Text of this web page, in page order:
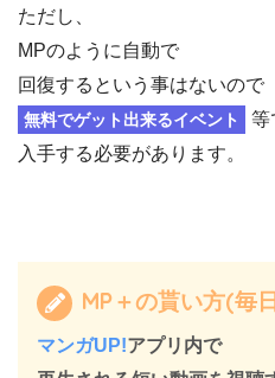
ただし、
MPのように自動で
回復するという事はないので
無料でゲット出来るイベント
等
入手する必要があります。
MP＋の貰い方(毎
マンガUP!アプリ内で